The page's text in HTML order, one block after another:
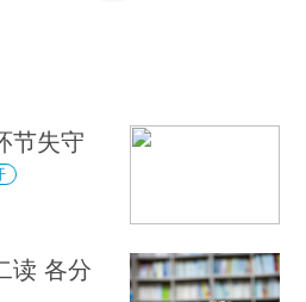
节失守
读 各分